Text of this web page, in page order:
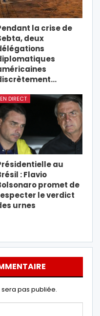
la crise de
deux
EN DIRECT
au
: Flavio
promet de
le verdict
urnes
pas publiée.